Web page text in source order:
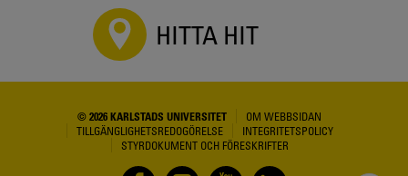
HITTA HIT
© 2026 KARLSTADS UNIVERSITET
OM WEBBSIDAN
TILLGÄNGLIGHETSREDOGÖRELSE
INTEGRITETSPOLICY
STYRDOKUMENT OCH FÖRESKRIFTER